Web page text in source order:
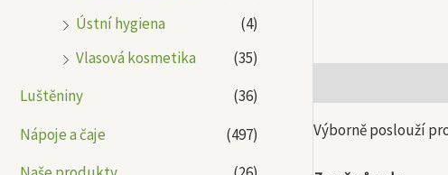
Ústní hygiena
(4)
Vlasová kosmetika
(35)
Luštěniny
(36)
Nápoje a čaje
(497)
Výborně poslouží